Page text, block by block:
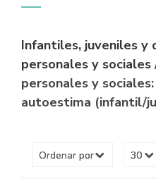
Infantiles, juveniles y
personales y sociales
personales y
autoestima (infantil/